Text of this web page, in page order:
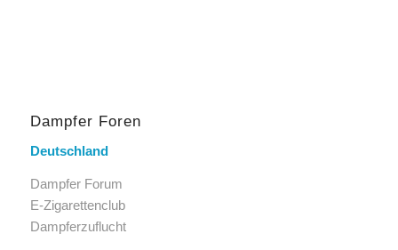
Dampfer Foren
Deutschland
Dampfer Forum
E-Zigarettenclub
Dampferzuflucht